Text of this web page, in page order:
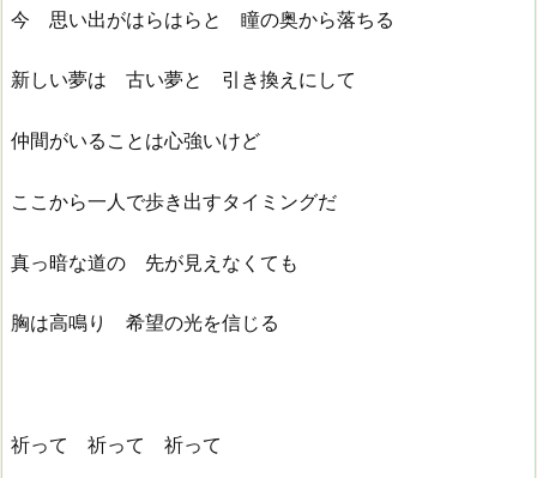
今 思い出がはらはらと 瞳の奥から落ちる
新しい夢は 古い夢と 引き換えにして
仲間がいることは心強いけど
ここから一人で歩き出すタイミングだ
真っ暗な道の 先が見えなくても
胸は高鳴り 希望の光を信じる
祈って 祈って 祈って